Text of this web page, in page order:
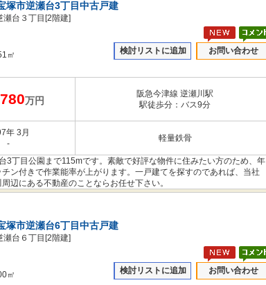
塚市逆瀬台3丁目中古戸建
瀬台３丁目[2階建]
㎡
検討リストに追加 お問い合わせ
万円
阪急今津線 逆瀬川駅
駅徒歩分：バス9分
年 3月
-
軽量鉄骨
3丁目公園まで115mです。素敵で好評な物件に住みたい方のため、年
ン付きで作業能率が上がります。一戸建てを探すのであれば、当社
辺にある不動産のことならお任せ下さい。
塚市逆瀬台6丁目中古戸建
瀬台６丁目[2階建]
㎡
検討リストに追加 お問い合わせ